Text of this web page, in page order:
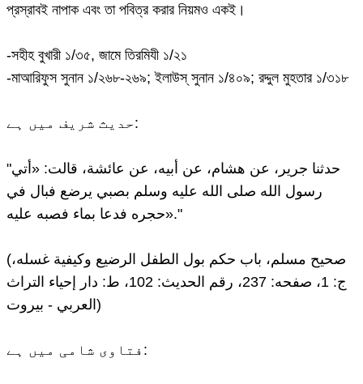
প্রস্রাবই নাপাক এবং তা পবিত্র করার নিয়মও একই।
-সহীহ বুখারী ১/৩৫, জামে তিরমিযী ১/২১
-মাআরিফুস সুনান ১/২৬৮-২৬৯; ইলাউস্ সুনান ১/৪০৯; রদ্দুল মুহতার ১/৩১৮
حدیث شریف میں ہے:
"حدثنا جرير، عن هشام، عن أبيه، عن عائشة، قالت: «أتي
رسول الله صلى الله عليه وسلم بصبي يرضع فبال في
حجره فدعا بماء فصبه عليه»."
(صحیح مسلم، باب حكم بول الطفل الرضيع وكيفية غسله،
ج: 1، صفحه: 237، رقم الحدیث: 102، ط: دار إحياء التراث
العربي - بيروت)
فتاوی شامی میں ہے: